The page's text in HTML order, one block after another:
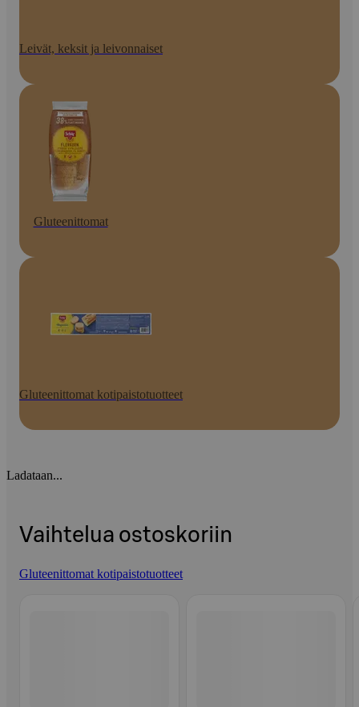
Leivät, keksit ja leivonnaiset
Gluteenittomat
Gluteenittomat kotipaistotuotteet
Ladataan...
Vaihtelua ostoskoriin
Gluteenittomat kotipaistotuotteet